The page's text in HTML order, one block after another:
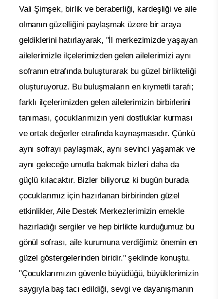
Vali Şimşek, birlik ve beraberliği, kardeşliği ve aile
olmanın güzelliğini paylaşmak üzere bir araya
geldiklerini hatırlayarak, "İl merkezimizde yaşayan
ailelerimizle ilçelerimizden gelen ailelerimizi aynı
sofranın etrafında buluşturarak bu güzel birlikteliği
oluşturuyoruz. Bu buluşmaların en kıymetli tarafı;
farklı ilçelerimizden gelen ailelerimizin birbirlerini
tanıması, çocuklarımızın yeni dostluklar kurması
ve ortak değerler etrafında kaynaşmasıdır. Çünkü
aynı sofrayı paylaşmak, aynı sevinci yaşamak ve
aynı geleceğe umutla bakmak bizleri daha da
güçlü kılacaktır. Bizler biliyoruz ki bugün burada
çocuklarımız için hazırlanan birbirinden güzel
etkinlikler, Aile Destek Merkezlerimizin emekle
hazırladığı sergiler ve hep birlikte kurduğumuz bu
gönül sofrası, aile kurumuna verdiğimiz önemin en
güzel göstergelerinden biridir." şeklinde konuştu.
"Çocuklarımızın güvenle büyüdüğü, büyüklerimizin
saygıyla baş tacı edildiği, sevgi ve dayanışmanın